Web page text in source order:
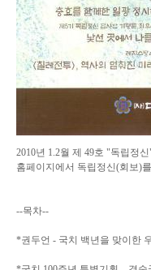
2010년 1.2월 제 49호 "독립정
홈페이지에서 독립정신(회보)
--목차--
*권두언 - 국치 백년을 맞이한